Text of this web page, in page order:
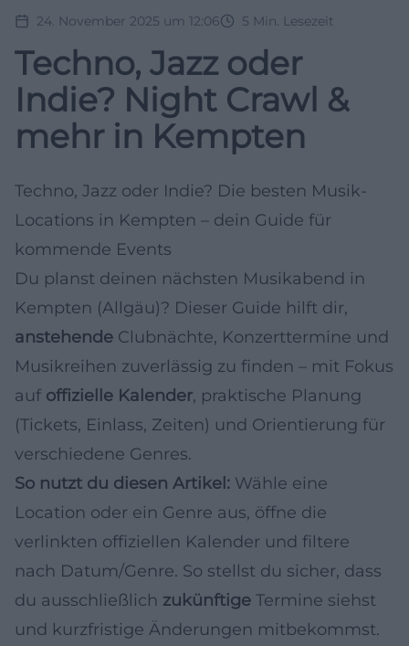
24. November 2025 um 12:06 5 Min. Lesezeit
Techno, Jazz oder
Indie? Night Crawl &
mehr in Kempten
Techno, Jazz oder Indie? Die besten Musik-
Locations in Kempten – dein Guide für
kommende Events
Du planst deinen nächsten Musikabend in
Kempten (Allgäu)? Dieser Guide hilft dir,
anstehende Clubnächte, Konzerttermine und
Musikreihen zuverlässig zu finden – mit Fokus
auf offizielle Kalender, praktische Planung
(Tickets, Einlass, Zeiten) und Orientierung für
verschiedene Genres.
So nutzt du diesen Artikel: Wähle eine
Location oder ein Genre aus, öffne die
verlinkten offiziellen Kalender und filtere
nach Datum/Genre. So stellst du sicher, dass
du ausschließlich zukünftige Termine siehst
und kurzfristige Änderungen mitbekommst.